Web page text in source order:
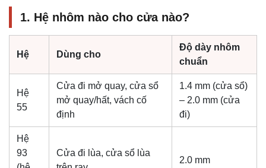
1. Hệ nhôm nào cho cửa nào?
Hệ Dùng cho
Độ dày nhôm
chuẩn
Hệ
55
Cửa đi mở quay, cửa sổ
mở quay/hất, vách cố
định
1.4 mm (cửa sổ)
– 2.0 mm (cửa
đi)
Hệ
93
Cửa đi lùa, cửa sổ lùa
2.0 mm